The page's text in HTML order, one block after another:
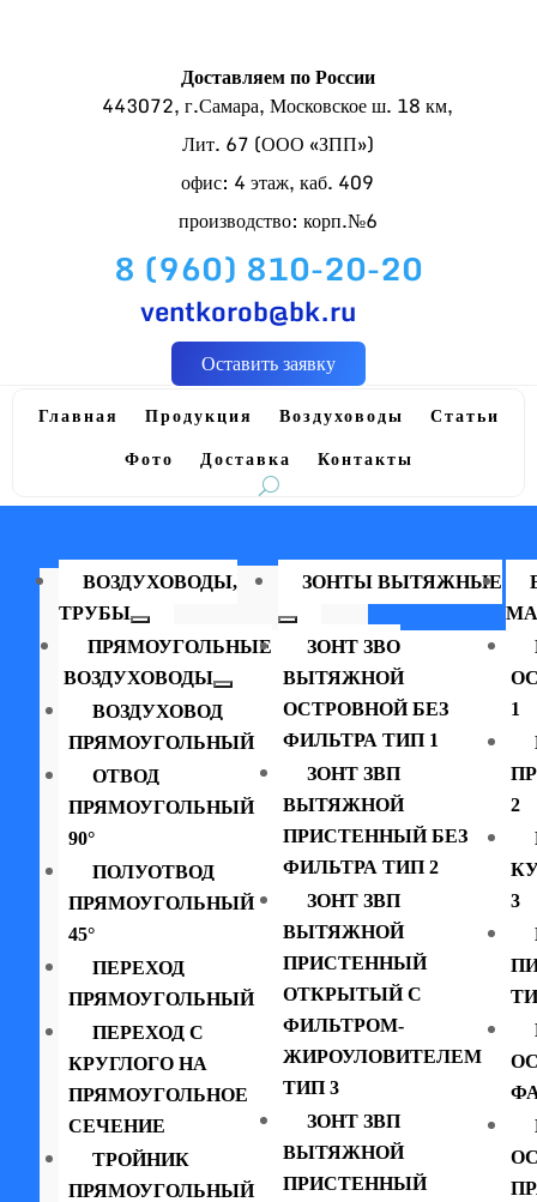
Доставляем по России
443072, г.Самара, Московское ш. 18 км,
Лит. 67 (ООО «ЗПП»)
офис: 4 этаж, каб. 409
производство: корп.№6
8 (960) 810-20-20
ventkorob@bk.ru
Оставить заявку
Главная Продукция Воздуховоды
Статьи
Фото
Доставка Контакты
ВОЗДУХОВОДЫ,
ТРУБЫ
ПРЯМОУГОЛЬНЫЕ
ВОЗДУХОВОДЫ
ВОЗДУХОВОД
ПРЯМОУГОЛЬНЫЙ
ОТВОД
ПРЯМОУГОЛЬНЫЙ
90°
ПОЛУОТВОД
ПРЯМОУГОЛЬНЫЙ
45°
ПЕРЕХОД
ПРЯМОУГОЛЬНЫЙ
ПЕРЕХОД С
КРУГЛОГО НА
ПРЯМОУГОЛЬНОЕ
СЕЧЕНИЕ
ТРОЙНИК
ПРЯМОУГОЛЬНЫЙ
ЗОНТЫ ВЫТЯЖНЫЕ
ЗОНТ ЗВО
ВЫТЯЖНОЙ
ОСТРОВНОЙ БЕЗ
ФИЛЬТРА ТИП 1
ЗОНТ ЗВП
ВЫТЯЖНОЙ
ПРИСТЕННЫЙ БЕЗ
ФИЛЬТРА ТИП 2
ЗОНТ ЗВП
ВЫТЯЖНОЙ
ПРИСТЕННЫЙ
ОТКРЫТЫЙ С
ФИЛЬТРОМ-
ЖИРОУЛОВИТЕЛЕМ
ТИП 3
ЗОНТ ЗВП
ВЫТЯЖНОЙ
ПРИСТЕННЫЙ
1
2
3